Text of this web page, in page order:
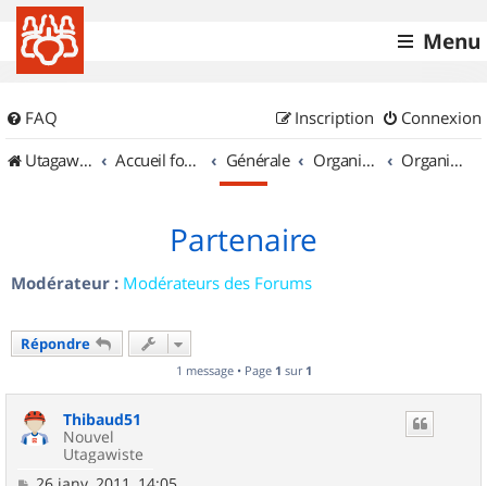
Menu
FAQ Connexion
Inscription
UtagawaVTT (Randos VTT et VTTAE avec traces GPS)
Accueil forum Générale Organisation de sorties & Recherche de partenaires Organisation de sorties en région Champagne Ardenne
Partenaire
Modérateur : Modérateurs des Forums
Répondre
1 message • Page 1 sur 1
Thibaud51
Nouvel
Utagawiste